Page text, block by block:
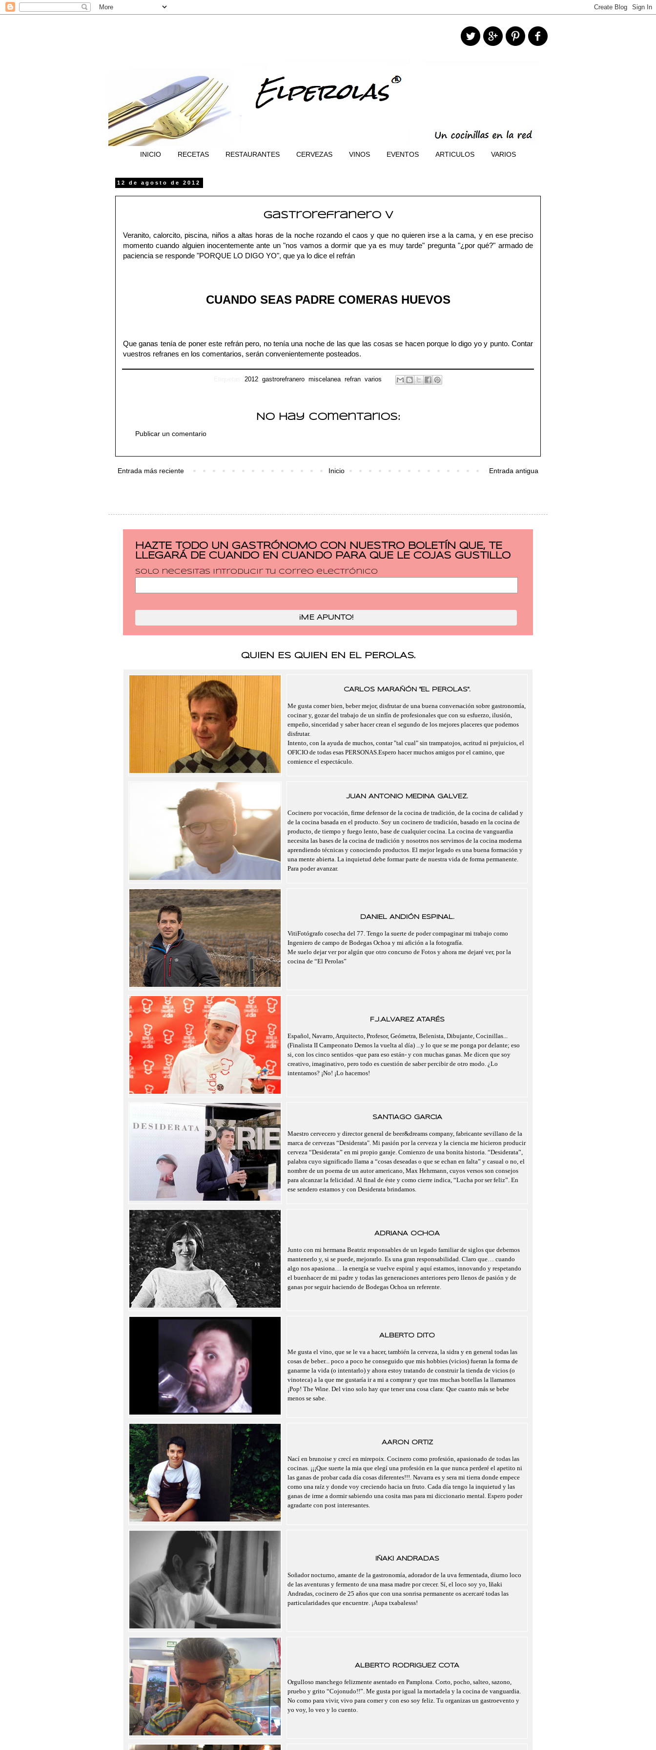
INICIO RECETAS RESTAURANTES CERVEZAS VINOS EVENTOS ARTICULOS VARIOS
12 de agosto de 2012
Gastrorefranero V
Veranito, calorcito, piscina, niños a altas horas de la noche rozando el caos y que no quieren irse a la cama, y en ese preciso
momento cuando alguien inocentemente ante un "nos vamos a dormir que ya es muy tarde" pregunta "¿por qué?" armado de
paciencia se responde "PORQUE LO DIGO YO", que ya lo dice el refrán
CUANDO SEAS PADRE COMERAS HUEVOS
Que ganas tenía de poner este refrán pero, no tenía una noche de las que las cosas se hacen porque lo digo yo y punto. Contar
vuestros refranes en los comentarios, serán convenientemente posteados.
2012, gastrorefranero, miscelanea, refran, varios
No hay comentarios:
Publicar un comentario
Entrada más reciente Entrada antigua
Inicio
HAZTE TODO UN GASTRÓNOMO CON NUESTRO BOLETÍN QUE, TE
LLEGARÁ DE CUANDO EN CUANDO PARA QUE LE COJAS GUSTILLO
Solo necesitas introducir tu correo electrónico
QUIEN ES QUIEN EN EL PEROLAS.
CARLOS MARAÑÓN "EL PEROLAS".
Me gusta comer bien, beber mejor, disfrutar de una buena conversación sobre gastronomía,
cocinar y, gozar del trabajo de un sinfín de profesionales que con su esfuerzo, ilusión,
empeño, sinceridad y saber hacer crean el segundo de los mejores placeres que podemos
disfrutar.
Intento, con la ayuda de muchos, contar "tal cual" sin trampatojos, acritud ni prejuicios, el
OFICIO de todas esas PERSONAS.Espero hacer muchos amigos por el camino, que
comience el espectáculo.
JUAN ANTONIO MEDINA GALVEZ.
Cocinero por vocación, firme defensor de la cocina de tradición, de la cocina de calidad y
de la cocina basada en el producto. Soy un cocinero de tradición, basado en la cocina de
producto, de tiempo y fuego lento, base de cualquier cocina. La cocina de vanguardia
necesita las bases de la cocina de tradición y nosotros nos servimos de la cocina moderna
aprendiendo técnicas y conociendo productos. El mejor legado es una buena formación y
una mente abierta. La inquietud debe formar parte de nuestra vida de forma permanente.
Para poder avanzar.
DANIEL ANDIÓN ESPINAL.
VitiFotógrafo cosecha del 77. Tengo la suerte de poder compaginar mi trabajo como
Ingeniero de campo de Bodegas Ochoa y mi afición a la fotografía.
Me suelo dejar ver por algún que otro concurso de Fotos y ahora me dejaré ver, por la
cocina de “El Perolas”
F.J.ALVAREZ ATARÉS
Español, Navarro, Arquitecto, Profesor, Geómetra, Belenista, Dibujante, Cocinillas...
(Finalista II Campeonato Demos la vuelta al día) ...y lo que se me ponga por delante; eso
si, con los cinco sentidos -que para eso están- y con muchas ganas. Me dicen que soy
creativo, imaginativo, pero todo es cuestión de saber percibir de otro modo. ¿Lo
intentamos? ¡No! ¡Lo hacemos!
SANTIAGO GARCIA
Maestro cervecero y director general de beer&dreams company, fabricante sevillano de la
marca de cervezas “Desiderata". Mi pasión por la cerveza y la ciencia me hicieron producir
cerveza “Desiderata” en mi propio garaje. Comienzo de una bonita historia. “Desiderata”,
palabra cuyo significado llama a “cosas deseadas o que se echan en falta” y casual o no, el
nombre de un poema de un autor americano, Max Hehrmann, cuyos versos son consejos
para alcanzar la felicidad. Al final de éste y como cierre indica, “Lucha por ser feliz”. En
ese sendero estamos y con Desiderata brindamos.
ADRIANA OCHOA
Junto con mi hermana Beatriz responsables de un legado familiar de siglos que debemos
mantenerlo y, si se puede, mejorarlo. Es una gran responsabilidad. Claro que… cuando
algo nos apasiona… la energía se vuelve espiral y aquí estamos, innovando y respetando
el buenhacer de mi padre y todas las generaciones anteriores pero llenos de pasión y de
ganas por seguir haciendo de Bodegas Ochoa un referente.
ALBERTO DITO
Me gusta el vino, que se le va a hacer, también la cerveza, la sidra y en general todas las
cosas de beber... poco a poco he conseguido que mis hobbies (vicios) fueran la forma de
ganarme la vida (o intentarlo) y ahora estoy tratando de construir la tienda de vicios (o
vinoteca) a la que me gustaría ir a mi a comprar y que tras muchas botellas la llamamos
¡Pop! The Wine. Del vino solo hay que tener una cosa clara: Que cuanto más se bebe
menos se sabe.
AARON ORTIZ
Nací en brunoise y crecí en mirepoix. Cocinero como profesión, apasionado de todas las
cocinas. ¡¡¡Que suerte la mia que elegí una profesión en la que nunca perderé el apetito ni
las ganas de probar cada día cosas diferentes!!!. Navarra es y sera mi tierra donde empece
como una raíz y donde voy creciendo hacia un fruto. Cada día tengo la inquietud y las
ganas de irme a dormir sabiendo una cosita mas para mi diccionario mental. Espero poder
agradarte con post interesantes.
IÑAKI ANDRADAS
Soñador nocturno, amante de la gastronomía, adorador de la uva fermentada, diurno loco
de las aventuras y fermento de una masa madre por crecer. Sí, el loco soy yo, Iñaki
Andradas, cocinero de 25 años que con una sonrisa permanente os acercaré todas las
particularidades que encuentre. ¡Aupa txabalesss!
ALBERTO RODRIGUEZ COTA
Orgulloso manchego felizmente asentado en Pamplona. Corto, pocho, salteo, sazono,
pruebo y grito “Cojonudo!!”. Me gusta por igual la mortadela y la cocina de vanguardia.
No como para vivir, vivo para comer y con eso soy feliz. Tu organizas un gastroevento y
yo voy, lo veo y lo cuento.